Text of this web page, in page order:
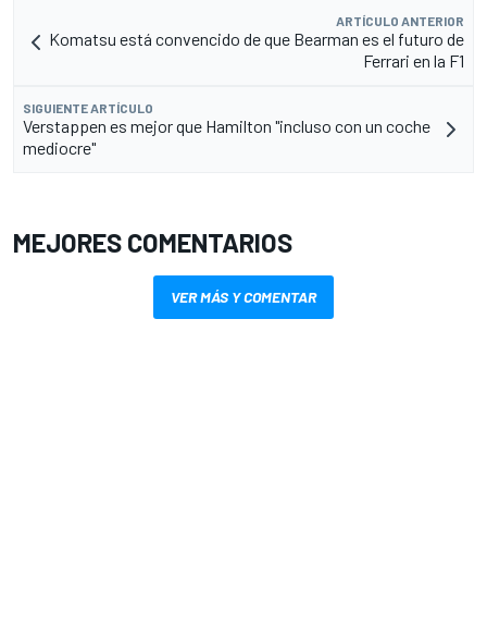
ARTÍCULO ANTERIOR
Komatsu está convencido de que Bearman es el futuro de
Ferrari en la F1
SIGUIENTE ARTÍCULO
Verstappen es mejor que Hamilton "incluso con un coche
mediocre"
MEJORES COMENTARIOS
VER MÁS Y COMENTAR